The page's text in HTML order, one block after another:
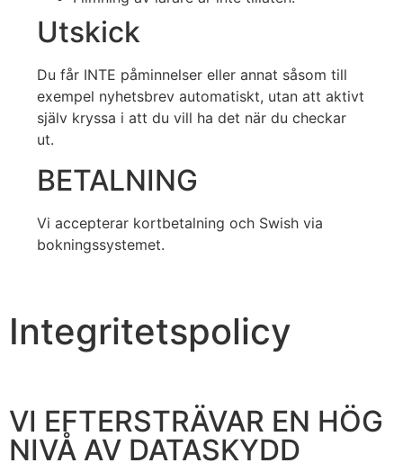
Utskick
Du får INTE påminnelser eller annat såsom till
exempel nyhetsbrev automatiskt, utan att aktivt
själv kryssa i att du vill ha det när du checkar
ut.
BETALNING
Vi accepterar kortbetalning och Swish via
bokningssystemet.
Integritetspolicy
VI EFTERSTRÄVAR EN HÖG
NIVÅ AV DATASKYDD